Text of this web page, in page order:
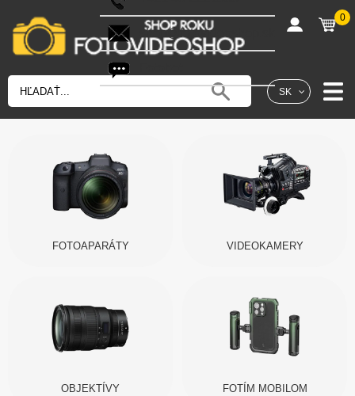
SK
shop@fotovideoshop.sk
0
FOTOAPARÁTY VIDEOKAMERY
OBJEKTÍVY FOTÍM MOBILOM